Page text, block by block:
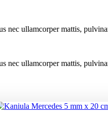
nec ullamcorper mattis,
nec ullamcorper mattis,